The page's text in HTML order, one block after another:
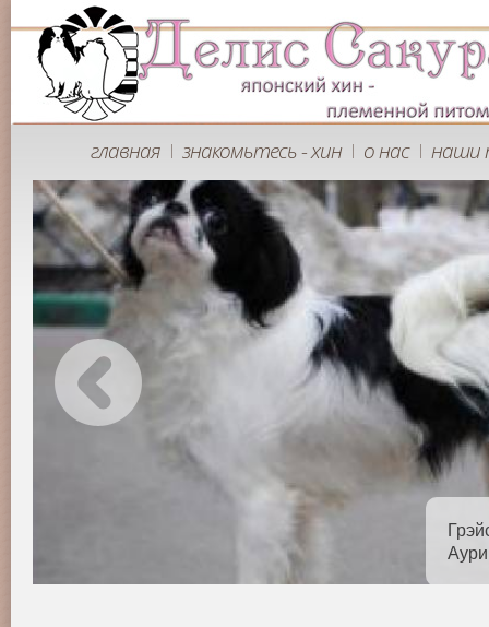
главная | знакомьтесь - хин | о нас | наши
Аури